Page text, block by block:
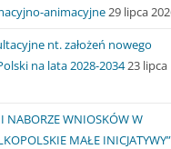
animacyjne29 lipca
nt. założeń nowego
na lata 2028-203423 lipca
NABORZE WNIOSKÓW W
MAŁE